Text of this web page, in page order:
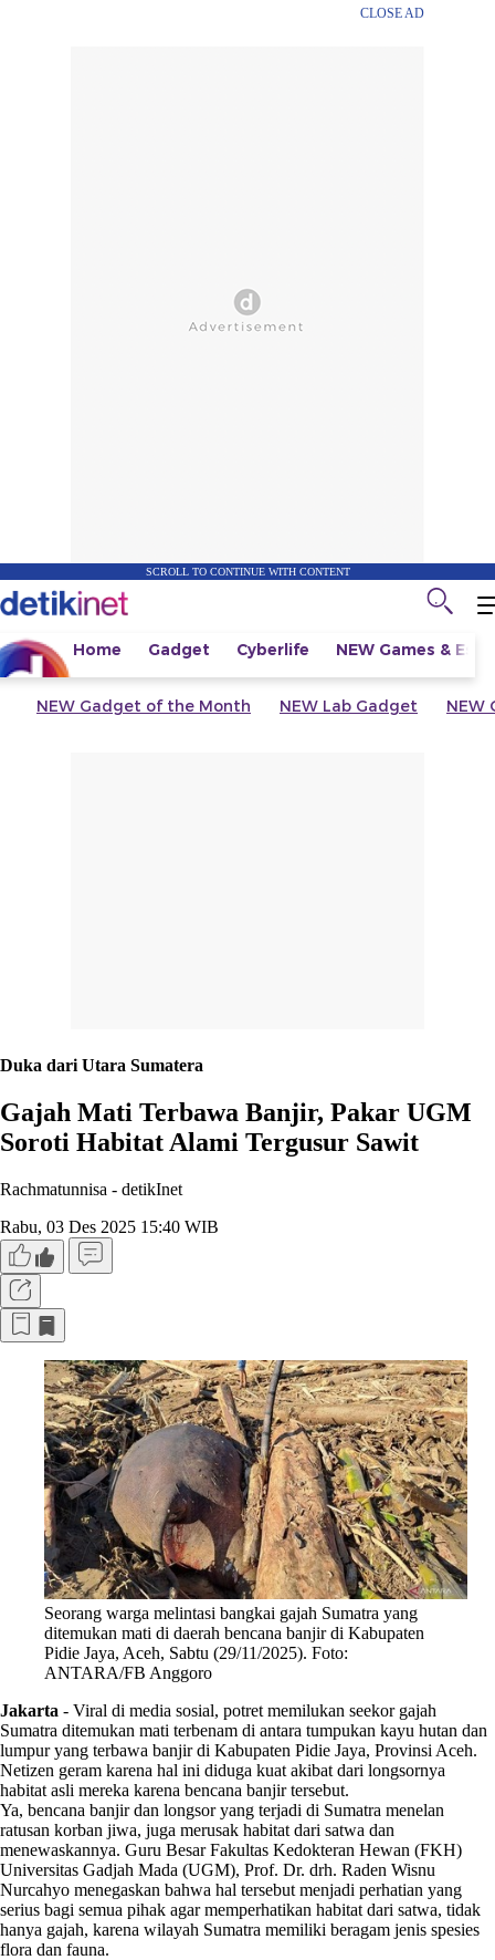
CLOSE AD
SCROLL TO CONTINUE WITH CONTENT
Home Gadget Cyberlife NEW Games &
NEW Gadget of the Month NEW Lab Gadget NEW
Duka dari Utara Sumatera
Gajah Mati Terbawa Banjir, Pakar UGM
Soroti Habitat Alami Tergusur Sawit
Rachmatunnisa - detikInet
Rabu, 03 Des 2025 15:40 WIB
Seorang warga melintasi bangkai gajah Sumatra yang
ditemukan mati di daerah bencana banjir di Kabupaten
Pidie Jaya, Aceh, Sabtu (29/11/2025). Foto:
ANTARA/FB Anggoro
Jakarta - Viral di media sosial, potret memilukan seekor gajah
Sumatra ditemukan mati terbenam di antara tumpukan kayu hutan dan
lumpur yang terbawa banjir di Kabupaten Pidie Jaya, Provinsi Aceh.
Netizen geram karena hal ini diduga kuat akibat dari longsornya
habitat asli mereka karena bencana banjir tersebut.
Ya, bencana banjir dan longsor yang terjadi di Sumatra menelan
ratusan korban jiwa, juga merusak habitat dari satwa dan
menewaskannya. Guru Besar Fakultas Kedokteran Hewan (FKH)
Universitas Gadjah Mada (UGM), Prof. Dr. drh. Raden Wisnu
Nurcahyo menegaskan bahwa hal tersebut menjadi perhatian yang
serius bagi semua pihak agar memperhatikan habitat dari satwa, tidak
hanya gajah, karena wilayah Sumatra memiliki beragam jenis spesies
flora dan fauna.